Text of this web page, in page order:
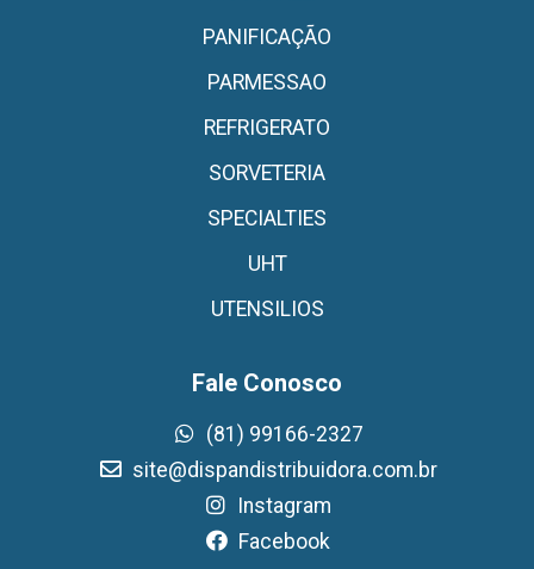
PANIFICAÇÃO
PARMESSAO
REFRIGERATO
SORVETERIA
SPECIALTIES
UHT
UTENSILIOS
Fale Conosco
(81) 99166-2327
site@dispandistribuidora.com.br
Instagram
Facebook